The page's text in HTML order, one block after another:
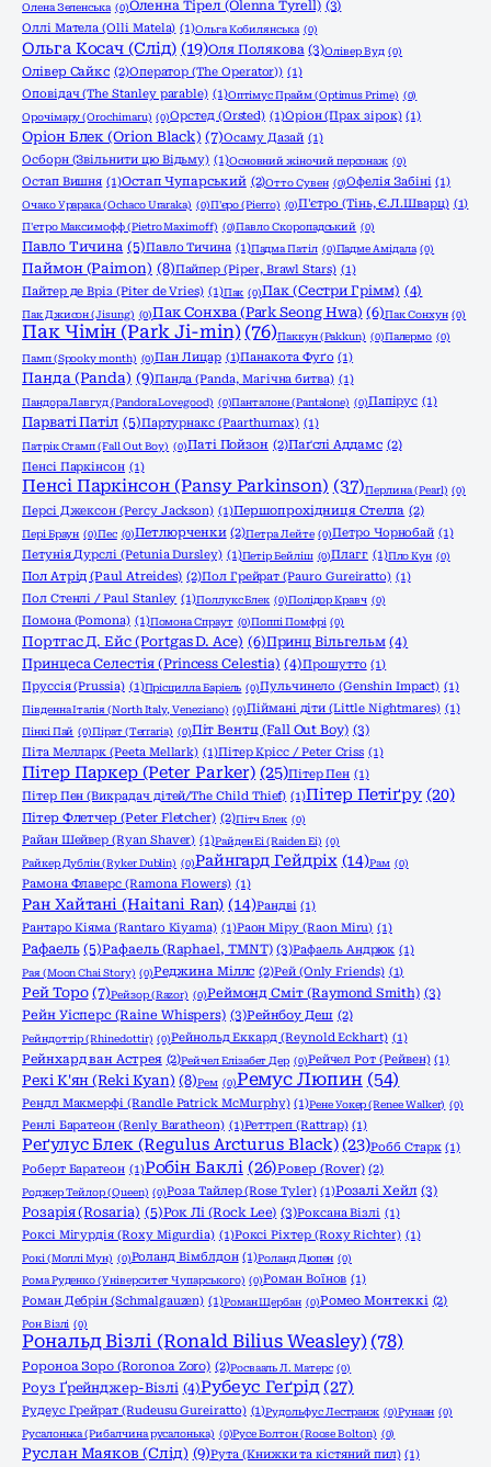
Олена Зеленська (0)Оленна Тірел (Olenna Tyrell) (3)
Оллі Матела (Olli Matela) (1)Ольга Кобилянська (0)
Ольга Косач (Слід) (19)Оля Полякова (3)Олівер Вуд (0)
Олівер Сайкс (2)Оператор (The Operator)) (1)
Оповідач (The Stanley parable) (1)Оптімус Прайм (Optimus Prime) (0)
Орочімару (Orochimaru) (0)Орстед (Orsted) (1)Оріон (Прах зірок) (1)
Оріон Блек (Orion Black) (7)Осаму Дазай (1)
Осборн (Звільнити цю Відьму) (1)Основний жіночий персонаж (0)
Остап Вишня (1)Остап Чупарський (2)Отто Сувен (0)Офелія Забіні (1)
Очако Урарака (Ochaco Uraraka) (0)П'єро (Pierro) (0)П'єтро (Тінь, Є.Л.Шварц) (1)
П'єтро Максимофф (Pietro Maximoff) (0)Павло Скоропадський (0)
Павло Тичина (5)Павло Тичина (1)Падма Патіл (0)Падме Амідала (0)
Паймон (Paimon) (8)Пайпер (Piper, Brawl Stars) (1)
Пайтер де Вріз (Piter de Vries) (1)Пак (0)Пак (Сестри Грімм) (4)
Пак Джисон (Jisung) (0)Пак Сонхва (Park Seong Hwa) (6)Пак Сонхун (0)
Пак Чімін (Park Ji-min) (76)Паккун (Pakkun) (0)Палермо (0)
Памп (Spooky month) (0)Пан Лицар (1)Панакота Фуґо (1)
Панда (Panda) (9)Панда (Panda, Магічна битва) (1)
Пандора Лавгуд (Pandora Lovegood) (0)Панталоне (Pantalone) (0)Папірус (1)
Парваті Патіл (5)Партурнакс (Paarthurnax) (1)
Патрік Стамп (Fall Out Boy) (0)Паті Пойзон (2)Паґслі Аддамс (2)
Пенсі Паркінсон (1)
Пенсі Паркінсон (Pansy Parkinson) (37)Перлина (Pearl) (0)
Персі Джексон (Percy Jackson) (1)Першопрохідниця Стелла (2)
Пері Браун (0)Пес (0)Петлюрченки (2)Петра Лейте (0)Петро Чорнобай (1)
Петунія Дурслі (Petunia Dursley) (1)Петір Бейліш (0)Плагг (1)Пло Кун (0)
Пол Атрід (Paul Atreides) (2)Пол Грейрат (Pauro Gureiratto) (1)
Пол Стенлі / Paul Stanley (1)Поллукс Блек (0)Полідор Кравч (0)
Помона (Pomona) (1)Помона Спраут (0)Поппі Помфрі (0)
Портгас Д. Ейс (Portgas D. Ace) (6)Принц Вільгельм (4)
Принцеса Селестія (Princess Celestia) (4)Прошутто (1)
Пруссія (Prussia) (1)Прісцилла Баріель (0)Пульчинело (Genshin Impact) (1)
Південна Італія (North Italy, Veneziano) (0)Піймані діти (Little Nightmares) (1)
Пінкі Пай (0)Пірат (Terraria) (0)Піт Вентц (Fall Out Boy) (3)
Піта Мелларк (Peeta Mellark) (1)Пітер Крісс / Peter Criss (1)
Пітер Паркер (Peter Parker) (25)Пітер Пен (1)
Пітер Пен (Викрадач дітей/The Child Thief) (1)Пітер Петіґру (20)
Пітер Флетчер (Peter Fletcher) (2)Пітч Блек (0)
Райан Шейвер (Ryan Shaver) (1)Райден Еі (Raiden Ei) (0)
Райкер Дублін (Ryker Dublin) (0)Райнгард Гейдріх (14)Рам (0)
Рамона Флаверс (Ramona Flowers) (1)
Ран Хайтані (Haitani Ran) (14)Рандві (1)
Рантаро Кіяма (Rantaro Kiyama) (1)Раон Міру (Raon Miru) (1)
Рафаель (5)Рафаель (Raphael, TMNT) (3)Рафаель Андрюк (1)
Рая (Moon Chai Story) (0)Реджина Міллс (2)Рей (Only Friends) (1)
Рей Торо (7)Рейзор (Razor) (0)Реймонд Сміт (Raymond Smith) (3)
Рейн Уісперс (Raine Whispers) (3)Рейнбоу Деш (2)
Рейндоттір (Rhinedottir) (0)Рейнольд Еккард (Reynold Eckhart) (1)
Рейнхард ван Астрея (2)Рейчел Елізабет Дер (0)Рейчел Рот (Рейвен) (1)
Рекі К'ян (Reki Kyan) (8)Рем (0)Ремус Люпин (54)
Рендл Макмерфі (Randle Patrick McMurphy) (1)Рене Уокер (Renee Walker) (0)
Ренлі Баратеон (Renly Baratheon) (1)Реттреп (Rattrap) (1)
Реґулус Блек (Regulus Arcturus Black) (23)Робб Старк (1)
Роберт Баратеон (1)Робін Баклі (26)Ровер (Rover) (2)
Роджер Тейлор (Queen) (0)Роза Тайлер (Rose Tyler) (1)Розалі Хейл (3)
Розарія (Rosaria) (5)Рок Лі (Rock Lee) (3)Роксана Візлі (1)
Роксі Мігурдія (Roxy Migurdia) (1)Роксі Ріхтер (Roxy Richter) (1)
Рокі (Моллі Мун) (0)Роланд Вімблдон (1)Роланд Дюпен (0)
Рома Руденко (Університет Чупарського) (0)Роман Воїнов (1)
Роман Дебрін (Schmalgauzen) (1)Роман Щербан (0)Ромео Монтеккі (2)
Рон Візлі (0)
Рональд Візлі (Ronald Bilius Weasley) (78)
Ророноа Зоро (Roronoa Zoro) (2)Росвааль Л. Матерс (0)
Роуз Ґрейнджер-Візлі (4)Рубеус Геґрід (27)
Рудеус Грейрат (Rudeusu Gureiratto) (1)Рудольфус Лестранж (0)Рунаан (0)
Русалонька (Рибалчина русалонька) (0)Русе Болтон (Roose Bolton) (0)
Руслан Маяков (Слід) (9)Рута (Книжки та кістяний пил) (1)